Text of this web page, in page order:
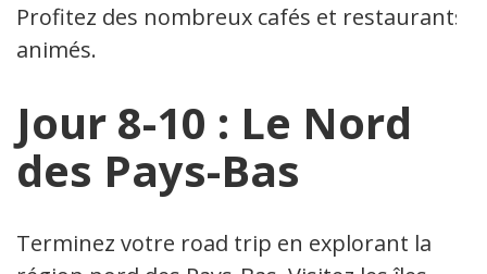
Profitez des nombreux cafés et restaurants
animés.
Jour 8-10 : Le Nord
des Pays-Bas
Terminez votre road trip en explorant la